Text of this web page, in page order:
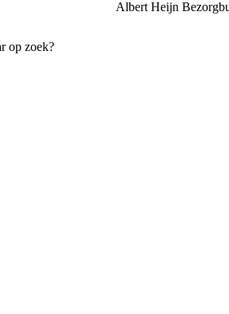
Albert Heijn